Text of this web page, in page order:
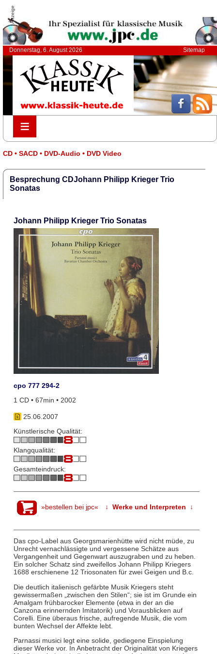
Anzeige
Donnerstag, 6. August 2026 Sitemap
≡
≡
CD • SACD • DVD-Audio • DVD Video
Besprechung CDJohann Philipp Krieger Trio
Sonatas
Johann Philipp Krieger Trio Sonatas
cpo 777 294-2
1 CD • 67min • 2002
25.06.2007
Künstlerische Qualität:
Klangqualität:
Gesamteindruck:
»bestellen bei jpc« ↓ Werke und Interpreten ↓
Das cpo-Label aus Georgsmarienhütte wird nicht müde, zu
Unrecht vernachlässigte und vergessene Schätze aus
Vergangenheit und Gegenwart auszugraben und zu heben.
Ein solcher Schatz sind zweifellos Johann Philipp Kriegers
1688 erschienene 12 Triosonaten für zwei Geigen und B.c.
Die deutlich italienisch gefärbte Musik Kriegers steht
gewissermaßen „zwischen den Stilen“; sie ist im Grunde ein
Amalgam frühbarocker Elemente (etwa in der an die
Canzona erinnernden Imitatorik) und Vorausblicken auf
Corelli. Eine überaus frische, aufregende Musik, die vom
bunten Wechsel der Affekte lebt.
Parnassi musici legt eine solide, gediegene Einspielung
dieser Werke vor. In Anbetracht der Originalität von Kriegers